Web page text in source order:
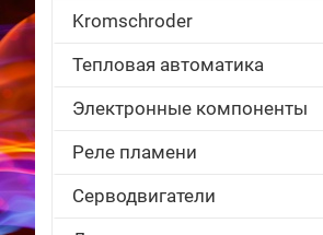
Kromschroder
Тепловая автоматика
Электронные компоненты
Реле пламени
Серводвигатели